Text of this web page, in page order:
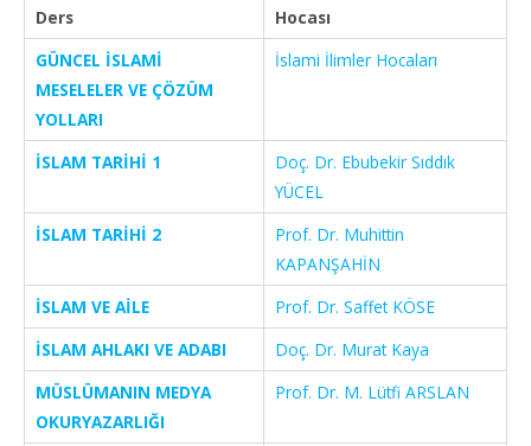
Ders
Hocası
GÜNCEL İSLAMİ
MESELELER VE ÇÖZÜM
YOLLARI
İslami İlimler Hocaları
İSLAM TARİHİ 1
Doç. Dr. Ebubekir Sıddık
YÜCEL
İSLAM TARİHİ 2
Prof. Dr. Muhittin
KAPANŞAHİN
İSLAM VE AİLE
Prof. Dr. Saffet KÖSE
İSLAM AHLAKI VE ADABI
Doç. Dr. Murat Kaya
MÜSLÜMANIN MEDYA
OKURYAZARLIĞI
Prof. Dr. M. Lütfi ARSLAN